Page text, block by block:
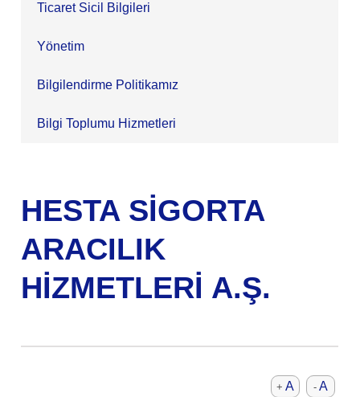
Ticaret Sicil Bilgileri
Yönetim
Bilgilendirme Politikamız
Bilgi Toplumu Hizmetleri
HESTA SİGORTA
ARACILIK
HİZMETLERİ A.Ş.
-A
+ A